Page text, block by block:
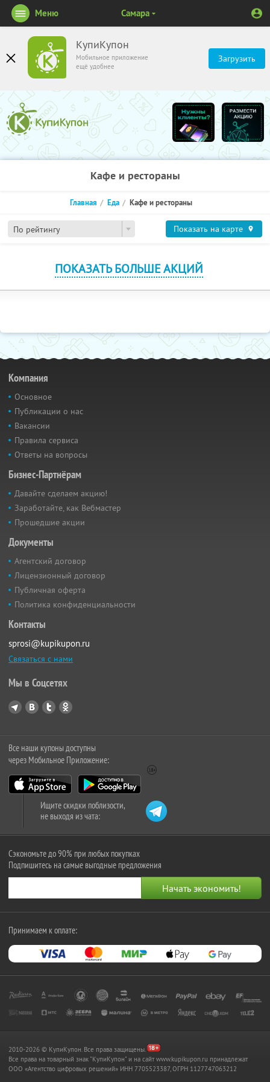
КупиКупон
Мобильное приложение
ещё удобнее
Загрузить
Меню Самара
Кафе и рестораны
По рейтингу
Главная Еда Кафе и рестораны
Показать на карте
ПОКАЗАТЬ БОЛЬШЕ АКЦИЙ
Компания
Основное
Публикации о нас
Вакансии
Правила сервиса
Ответы на вопросы
Бизнес-Партнёрам
Давайте сделаем акцию!
Заработайте, как Вебмастер
Прошедшие акции
Документы
Агентский договор
Лицензионный договор
Публичная оферта
Политика конфиденциальности
Контакты
sprosi@kupikupon.ru
Связаться с нами
Мы в Соцсетях
Все наши купоны доступны
через Мобильное Приложение:
Ищите скидки поблизости,
не выходя из чата:
Сэкономьте до 90% при любых покупках
Подпишитесь на самые выгодные предложения
Принимаем к оплате:
2010-2026 © КупиКупон. Все права защищены.
Все права на товарный знак "КупиКупон" и на сайт www.kupikupon.ru принадлежат
OOO «Агентство цифровых решений» ИНН 7705523387, ОГРН 1127747063212